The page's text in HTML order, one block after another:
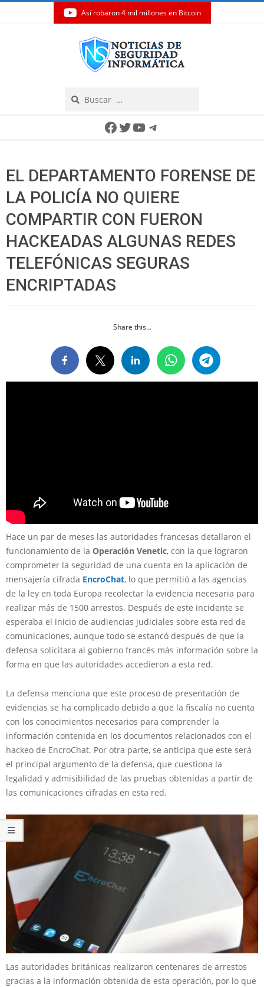
Así robaron 4 mil millones en Bitcoin
Facebook
Twitter
YouTube
Telegram
EL DEPARTAMENTO FORENSE DE
LA POLICÍA NO QUIERE
COMPARTIR CON FUERON
HACKEADAS ALGUNAS REDES
TELEFÓNICAS SEGURAS
ENCRIPTADAS
Share this...
Hace un par de meses las autoridades francesas detallaron el
funcionamiento de la Operación Venetic, con la que lograron
comprometer la seguridad de una cuenta en la aplicación de
mensajería cifrada EncroChat, lo que permitió a las agencias
de la ley en toda Europa recolectar la evidencia necesaria para
realizar más de 1500 arrestos. Después de este incidente se
esperaba el inicio de audiencias judiciales sobre esta red de
comunicaciones, aunque todo se estancó después de que la
defensa solicitara al gobierno francés más información sobre la
forma en que las autoridades accedieron a esta red.
La defensa menciona que este proceso de presentación de
evidencias se ha complicado debido a que la fiscalía no cuenta
con los conocimientos necesarios para comprender la
información contenida en los documentos relacionados con el
hackeo de EncroChat. Por otra parte, se anticipa que este será
el principal argumento de la defensa, que cuestiona la
legalidad y admisibilidad de las pruebas obtenidas a partir de
las comunicaciones cifradas en esta red.
Las autoridades británicas realizaron centenares de arrestos
gracias a la información obtenida de esta operación, por lo que